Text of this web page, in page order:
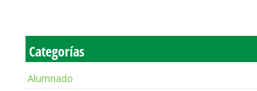
Categorías
Alumnado